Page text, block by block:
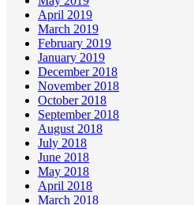
April 2019
March 2019
February 2019
January 2019
December 2018
November 2018
October 2018
September 2018
August 2018
July 2018
June 2018
May 2018
April 2018
March 2018